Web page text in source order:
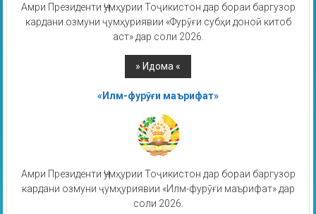
Амри Президенти Ҷумҳурии Тоҷикистон дар бораи баргузор
кардани озмуни ҷумҳуриявии «Фурӯғи субҳи доноӣ китоб
аст» дар соли 2026.
«Илм-фурӯғи маърифат»
Амри Президенти Ҷумҳурии Тоҷикистон дар бораи баргузор
кардани озмуни ҷумҳуриявии «Илм-фурӯғи маърифат» дар
соли 2026.